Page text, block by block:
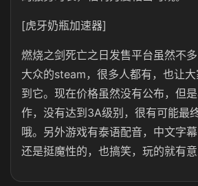
[虎牙奶瓶加速器]
燃烧之剑死亡之日发售平台虽然不
大众的steam，很多人都有，也让
到它。现在价格虽然没有公布，但
作，没有达到3A级别，很有可能最
哦。另外游戏有泰语配音，中文字
还是挺魔性的，也搞笑，玩的就有意